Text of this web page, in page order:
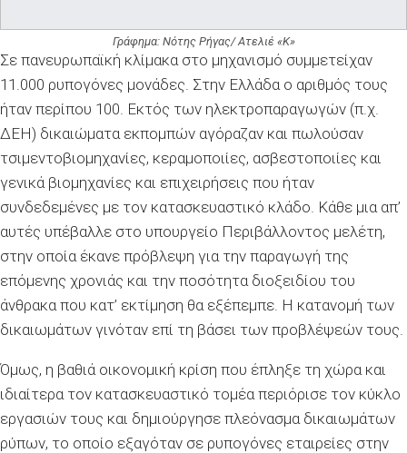
Γράφημα: Νότης Ρήγας/ Ατελιέ «Κ»
Σε πανευρωπαϊκή κλίμακα στο μηχανισμό συμμετείχαν
11.000 ρυπογόνες μονάδες. Στην Ελλάδα ο αριθμός τους
ήταν περίπου 100. Εκτός των ηλεκτροπαραγωγών (π.χ.
ΔΕΗ) δικαιώματα εκπομπών αγόραζαν και πωλούσαν
τσιμεντοβιομηχανίες, κεραμοποιίες, ασβεστοποιίες και
γενικά βιομηχανίες και επιχειρήσεις που ήταν
συνδεδεμένες με τον κατασκευαστικό κλάδο. Κάθε μια απ’
αυτές υπέβαλλε στο υπουργείο Περιβάλλοντος μελέτη,
στην οποία έκανε πρόβλεψη για την παραγωγή της
επόμενης χρονιάς και την ποσότητα διοξειδίου του
άνθρακα που κατ’ εκτίμηση θα εξέπεμπε. Η κατανομή των
δικαιωμάτων γινόταν επί τη βάσει των προβλέψεών τους.
Όμως, η βαθιά οικονομική κρίση που έπληξε τη χώρα και
ιδιαίτερα τον κατασκευαστικό τομέα περιόρισε τον κύκλο
εργασιών τους και δημιούργησε πλεόνασμα δικαιωμάτων
ρύπων, το οποίο εξαγόταν σε ρυπογόνες εταιρείες στην